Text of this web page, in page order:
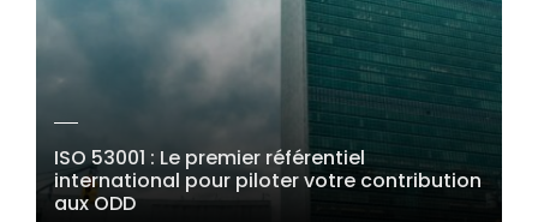
ISO 53001 : Le premier référentiel
international pour piloter votre contribution
aux ODD